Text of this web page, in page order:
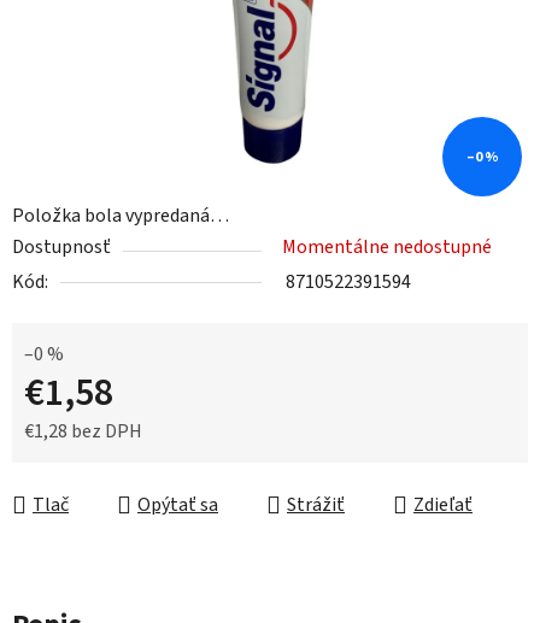
Položka bola vypredaná…
Dostupnosť
Momentálne nedostupné
Kód:
8710522391594
–0 %
€1,58
€1,28 bez DPH
Tlač
Opýtať sa Strážiť Zdieľať
–0 %